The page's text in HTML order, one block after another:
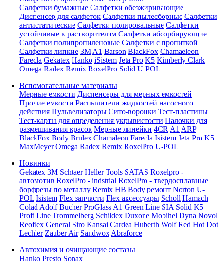
Салфетки бумажные Салфетки обезжиривающие
Диспенсер для салфеток Салфетки пылесборные Салфетки
антистатические Салфетки полировальные Салфетки
устойчивые к растворителям Салфетки абсорбирующие
Салфетки полипропиленовые Салфетки с пропиткой
Салфетки липкие 3M A1 Barson BlackFox Chamaeleon
Farecla Gekatex Hanko iSistem Jeta Pro K5 Kimberly Clark
Omega Radex Remix RoxelPro Solid U-POL
Вспомогательные материалы
Мерные емкости Диспенсеры для мерных емкостей
Прочие емкости Распылители жидкостей насосного
действия Пульвелизаторы Сито-воронки Тест-пластины
Тест-карты для определения укрывистости Палочки для
размешивания красок Мерные линейки 4CR A1 ARP
BlackFox Body Brulex Chamaleon Farecla Isistem Jeta Pro K5
MaxMeyer Omega Radex Remix RoxelPro U-POL
Новинки
Gekatex 3M Schtaer Heller Tools SATAS Roxelpro -
автомотив RoxelPro - indstrial RoxelPro - твердосплавные
борфрезы по металлу Remix HB Body ремонт Norton U-
POL Isistem Flex запчасти Flex аксессуары Scholl Hamach
Colad Adolf Bucher ProGlass A1 Green Line SIA Solid K5
Profi Line Trommelberg Schildex Duxone Mobihel Dyna Novol
Reoflex General Siro Kansai Cardea Huberth Wolf Red Hot Dot
Lechler Zauber Air Sandwox Abraforce
Автохимия и очищающие составы
Hanko Presto Sonax